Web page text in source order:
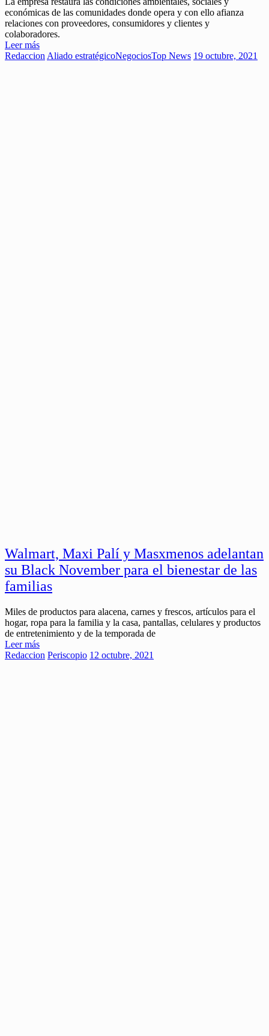
económicas de las comunidades donde opera y con ello afianza
relaciones con proveedores, consumidores y clientes y
colaboradores.
Leer más
Redaccion Aliado estratégicoNegociosTop News 19 octubre, 2021
Walmart, Maxi Palí y Masxmenos adelantan
su Black November para el bienestar de las
familias
Miles de productos para alacena, carnes y frescos, artículos para el
hogar, ropa para la familia y la casa, pantallas, celulares y productos
de entretenimiento y de la temporada de
Leer más
Redaccion Periscopio 12 octubre, 2021